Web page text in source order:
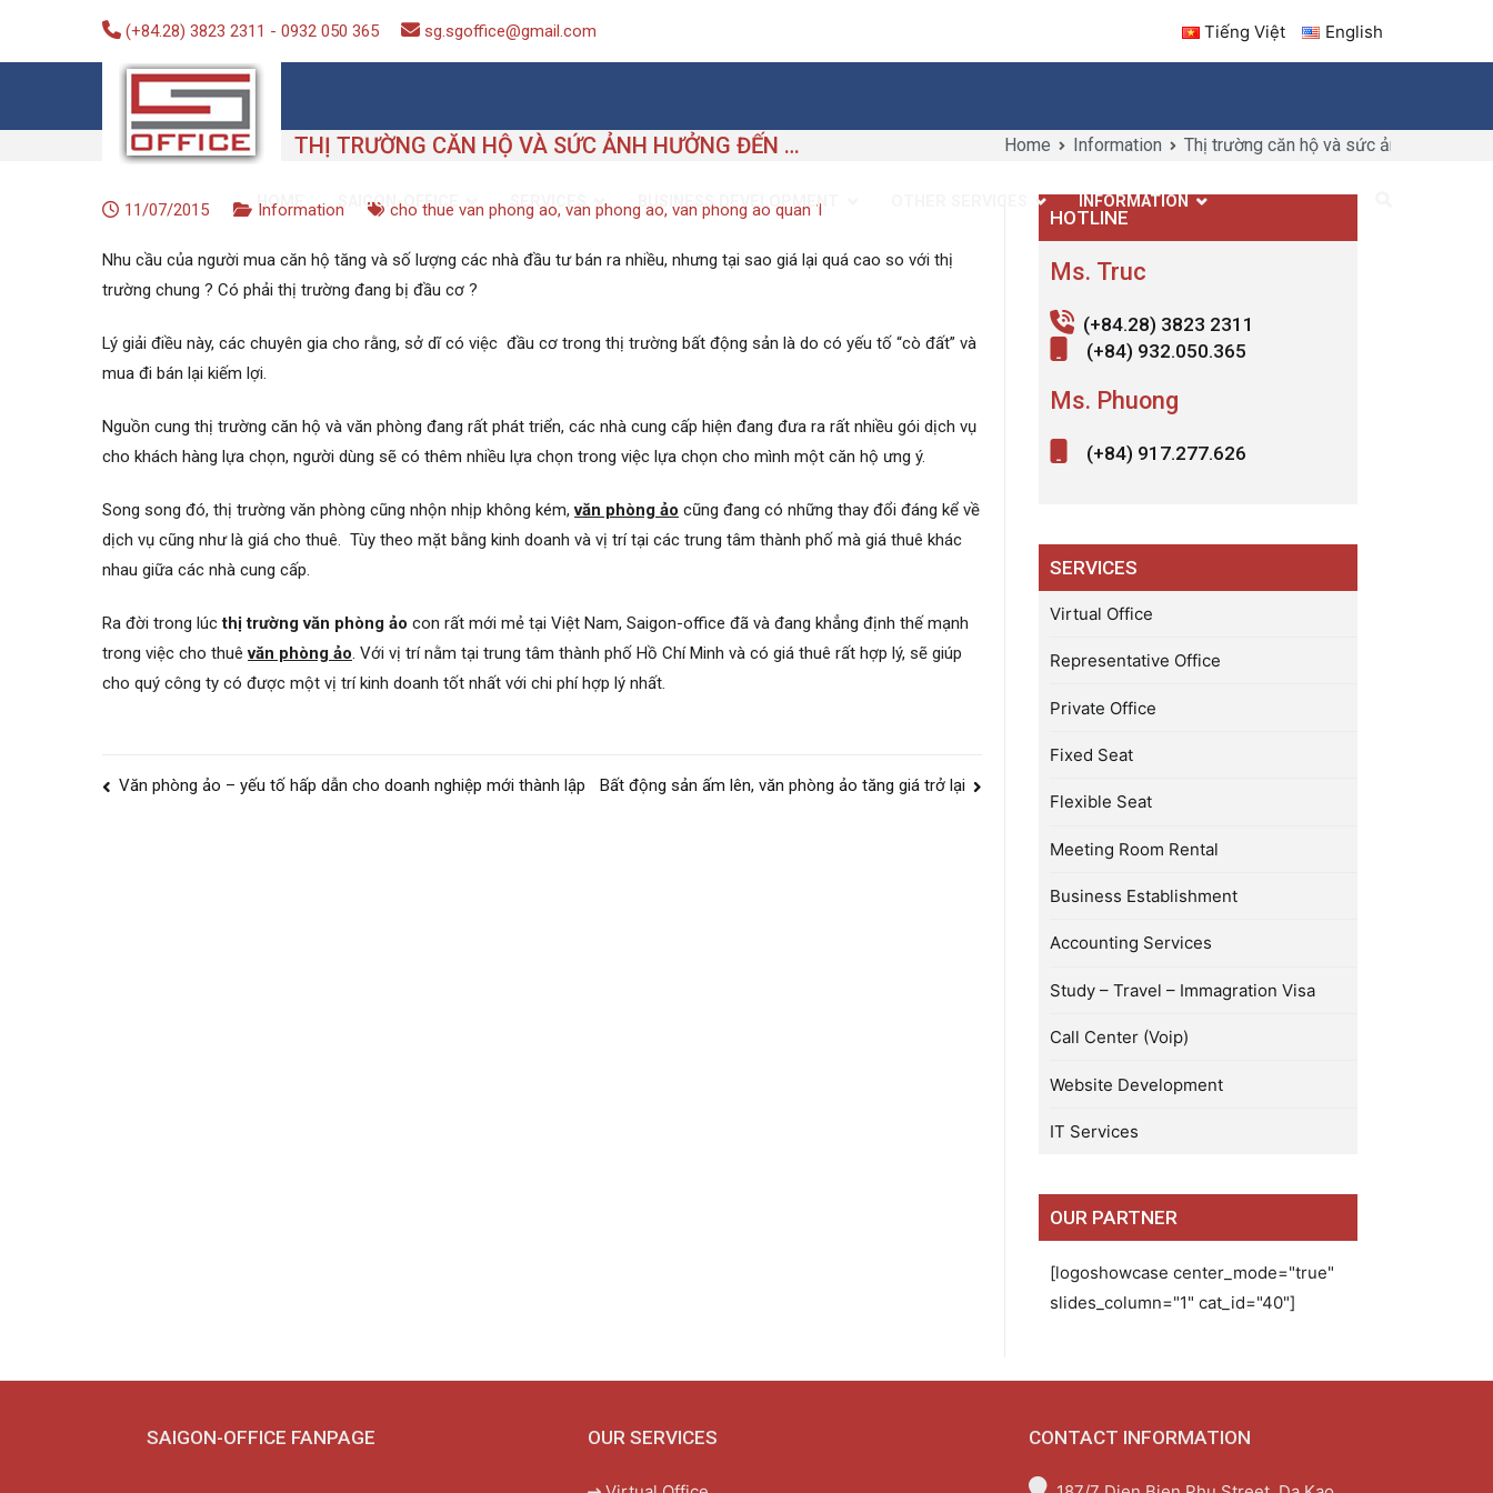
(+84.28) 3823 2311 - 0932 050 365 sg.sgoffice@gmail.com Tiếng Việt English
Saigon-Office
Saving Is Solution
HOME SAIGON-OFFICE BUSINESS DEVELOPMENT INFORMATION
THỊ TRƯỜNG CĂN HỘ VÀ SỨC ẢNH HƯỞNG ĐẾN DỊCH VỤ CHO THUÊ VĂN PHÒNG ẢO Home Information Thị trường căn hộ và sức ảnh hưởng
11/07/2015 Information cho thue van phong ao,van phong ao,van phong ao quan 1
Nhu cầu của người mua căn hộ tăng và số lượng các nhà đầu tư bán ra nhiều, nhưng tại sao giá lại quá cao so với thị
trường chung ? Có phải thị trường đang bị đầu cơ ?
Lý giải điều này, các chuyên gia cho rằng, sở dĩ có việc đầu cơ trong thị trường bất động sản là do có yếu tố “cò đất” và
mua đi bán lại kiếm lợi.
Nguồn cung thị trường căn hộ và văn phòng đang rất phát triển, các nhà cung cấp hiện đang đưa ra rất nhiều gói dịch vụ
cho khách hàng lựa chọn, người dùng sẽ có thêm nhiều lựa chọn trong việc lựa chọn cho mình một căn hộ ưng ý.
Song song đó, thị trường văn phòng cũng nhộn nhịp không kém,văn phòng ảo cũng đang có những thay đổi đáng kể về
dịch vụ cũng như là giá cho thuê. Tùy theo mặt bằng kinh doanh và vị trí tại các trung tâm thành phố mà giá thuê khác
nhau giữa các nhà cung cấp.
Ra đời trong lúcthị trường văn phòng ảo con rất mới mẻ tại Việt Nam, Saigon-office đã và đang khẳng định thế mạnh
trong việc cho thuêvăn phòng ảo. Với vị trí nằm tại trung tâm thành phố Hồ Chí Minh và có giá thuê rất hợp lý, sẽ giúp
cho quý công ty có được một vị trí kinh doanh tốt nhất với chi phí hợp lý nhất.
Post
Văn phòng ảo – yếu tố hấp dẫn cho doanh nghiệp mới thành lập Bất động sản ấm lên, văn phòng ảo tăng giá trở lại
HOTLINE
Ms. Truc
(+84.28) 3823 2311
(+84) 932.050.365
Ms. Phuong
(+84) 917.277.626
SERVICES
Virtual Office
Representative Office
Private Office
Fixed Seat
Flexible Seat
Meeting Room Rental
Business Establishment
Accounting Services
Study – Travel – Immagration Visa
Call Center (Voip)
Website Development
IT Services
OUR PARTNER
[logoshowcase center_mode="true"
slides_column="1" cat_id="40"]
SAIGON-OFFICE FANPAGE OUR SERVICES CONTACT INFORMATION